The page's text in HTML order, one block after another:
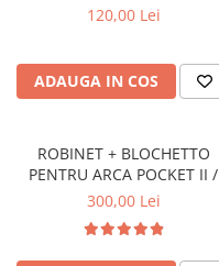
120,00 Lei
ADAUGA IN COS
ROBINET + BLOCHETTO
PENTRU ARCA POCKET II /
PIXEL - AST0900P+BRI0900P
300,00 Lei